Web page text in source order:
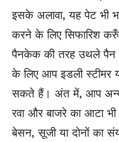
इसके अलावा, यह पेट भी
करने के लिए सिफारिश
पैनकेक की तरह उथले पैन
के लिए आप इडली स्टीमर
सकते हैं। अंत में, आप
रवा और बाजरे का आटा
बेसन, सूजी या दोनों का